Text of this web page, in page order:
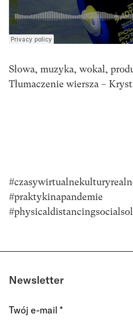
Słowa, muzyka, wokal,
Tłumaczenie wiersza –
#praktykinapandemie
Newsletter